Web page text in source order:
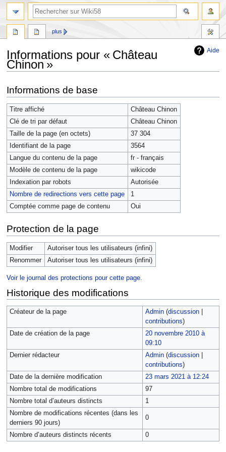
Aide
Informations pour « Château
Chinon »
à
la
navigation
à
la
recherche
Informations de base
Titre affiché
Château Chinon
Clé de tri par défaut
Château Chinon
Taille de la page (en octets)
37 304
Identifiant de la page
3564
Langue du contenu de la page
fr - français
Modèle de contenu de la page
wikicode
Indexation par robots
Autorisée
Nombre de redirections vers cette page
1
Comptée comme page de contenu
Oui
Protection de la page
Modifier
Autoriser tous les utilisateurs (infini)
Renommer
Autoriser tous les utilisateurs (infini)
Voir le journal des protections pour cette page.
Historique des modifications
Créateur de la page Admin (discussion|
contributions)
Date de création de la page
20 novembre 2010 à
09:10
Dernier rédacteur
Admin (discussion|
contributions)
Date de la dernière modification
23 mars 2021 à 12:24
Nombre total de modifications
97
Nombre total d’auteurs distincts
1
Nombre de modifications récentes (dans les
derniers 90 jours)
0
Nombre d’auteurs distincts récents 0
plus